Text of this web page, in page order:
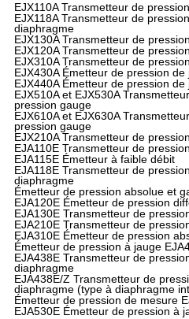
EJX110A Transmetteur de
EJX118A Transmetteur de
diaphragme
EJX130A Transmetteur de
EJX120A Transmetteur de
EJX310A Transmetteur de
EJX430A Émetteur de pression de
EJX440A Émetteur de pression de
EJX510A et EJX530A
pression gauge
EJX610A et EJX630A
pression gauge
EJX210A Transmetteur de
EJA110E Transmetteur de
EJA115E Émetteur à faible débit
EJA118E Transmetteur de
diaphragme
Émetteur de pression absolue et
EJA120E Émetteur de pression
EJA130E Transmetteur de
EJA210E Transmetteur de
EJA310E Émetteur de pression
Émetteur de pression à jauge
EJA438E Transmetteur de
diaphragme
EJA438E/Z Transmetteur de
diaphragme (type à diaphragme
Émetteur de pression de mesure
EJA530E Émetteur de pression à